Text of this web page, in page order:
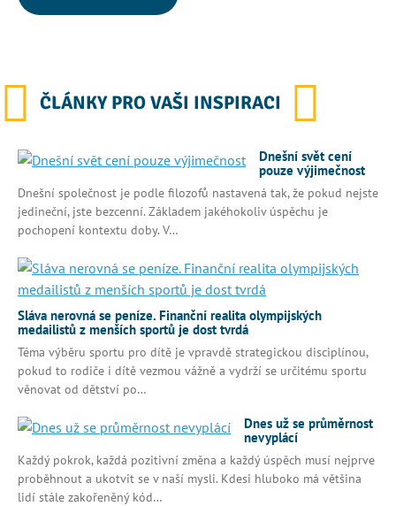
ČLÁNKY PRO VAŠI INSPIRACI
Dnešní svět cení
pouze výjimečnost
Dnešní společnost je podle filozofů nastavená tak, že pokud nejste
jedineční, jste bezcenní. Základem jakéhokoliv úspěchu je
pochopení kontextu doby. V…
Sláva nerovná se peníze. Finanční realita olympijských
medailistů z menších sportů je dost tvrdá
Téma výběru sportu pro dítě je vpravdě strategickou disciplínou,
pokud to rodiče i dítě vezmou vážně a vydrží se určitému sportu
věnovat od dětství po…
Dnes už se průměrnost
nevyplácí
Každý pokrok, každá pozitivní změna a každý úspěch musí nejprve
proběhnout a ukotvit se v naší mysli. Kdesi hluboko má většina
lidí stále zakořeněný kód…